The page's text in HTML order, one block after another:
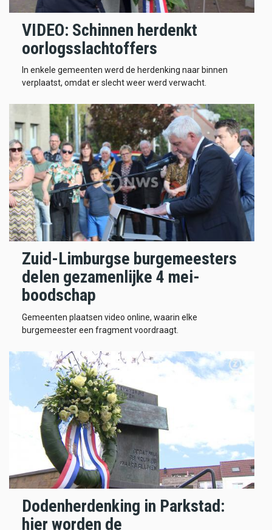
VIDEO: Schinnen herdenkt
oorlogsslachtoffers
In enkele gemeenten werd de herdenking naar binnen
verplaatst, omdat er slecht weer werd verwacht.
Zuid-Limburgse burgemeesters
delen gezamenlijke 4 mei-
boodschap
Gemeenten plaatsen video online, waarin elke
burgemeester een fragment voordraagt.
Dodenherdenking in Parkstad:
hier worden de